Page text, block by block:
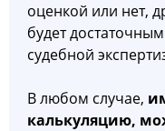
оценкой или нет,
будет
судебной
В любом случае,
калькуляцию,